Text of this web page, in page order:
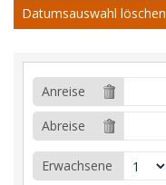
Datumsauswahl löschen
Anreise
Abreise
Erwachsene